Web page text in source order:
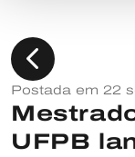
chevron_left
Postada em 22
UFPB